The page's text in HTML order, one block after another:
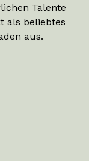
Talente
als beliebtes
aus.